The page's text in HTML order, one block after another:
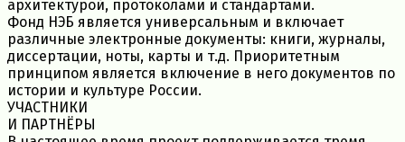
архитектурой, протоколами и стандартами.
Фонд НЭБ является универсальным и включает
различные электронные документы: книги, журналы,
диссертации, ноты, карты и т.д. Приоритетным
принципом является включение в него документов по
истории и культуре России.
УЧАСТНИКИ
И ПАРТНЁРЫ